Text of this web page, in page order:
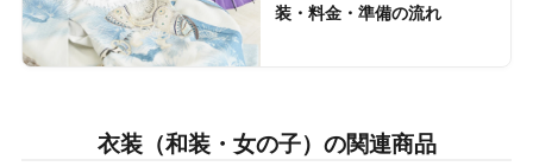
装・料金・準備の流れ
衣装（和装・女の子）の関連商品